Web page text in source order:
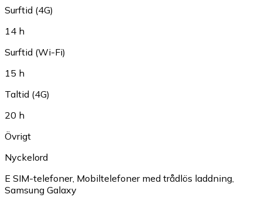
Surftid (4G)
14 h
Surftid (Wi-Fi)
15 h
Taltid (4G)
20 h
Övrigt
Nyckelord
E SIM-telefoner, Mobiltelefoner med trådlös laddning,
Samsung Galaxy